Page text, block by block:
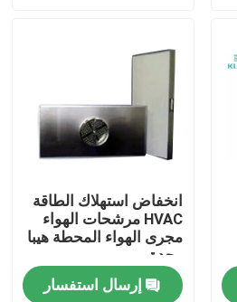
انخفاض استهلاك الطاقة
HVAC مرشحات الهواء
مجرى الهواء المحطة هيبا
وحدة
إرسال استفسار